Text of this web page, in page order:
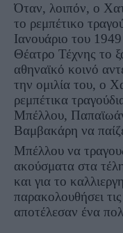
Όταν, λοιπόν, ο
το ρεμπέτικο
Ιανουάριο του
Θέατρο Τέχνης το
αθηναϊκό κοινό
την ομιλία του, ο
ρεμπέτικα
Μπέλλου,
Βαμβακάρη να
Μπέλλου να
ακούσματα στα
και για το
παρακολουθήσει
αποτέλεσαν ένα